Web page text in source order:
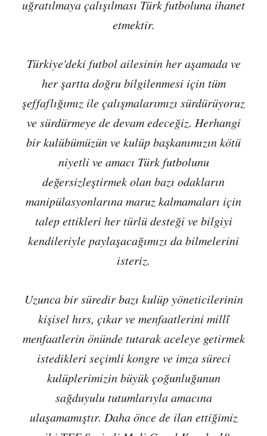
uğratılmaya çalışılması Türk futboluna ihanet
etmektir.
Türkiye'deki futbol ailesinin her aşamada ve
her şartta doğru bilgilenmesi için tüm
şeffaflığımız ile çalışmalarımızı sürdürüyoruz
ve sürdürmeye de devam edeceğiz. Herhangi
bir kulübümüzün ve kulüp başkanımızın kötü
niyetli ve amacı Türk futbolunu
değersizleştirmek olan bazı odakların
manipülasyonlarına maruz kalmamaları için
talep ettikleri her türlü desteği ve bilgiyi
kendileriyle paylaşacağımızı da bilmelerini
isteriz.
Uzunca bir süredir bazı kulüp yöneticilerinin
kişisel hırs, çıkar ve menfaatlerini millî
menfaatlerin önünde tutarak aceleye getirmek
istedikleri seçimli kongre ve imza süreci
kulüplerimizin büyük çoğunluğunun
sağduyulu tutumlarıyla amacına
ulaşamamıştır. Daha önce de ilan ettiğimiz